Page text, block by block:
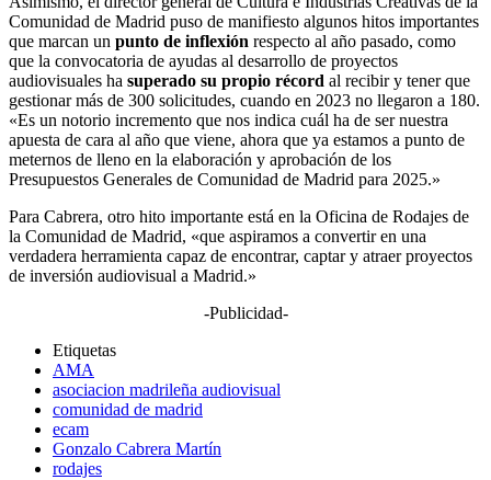
Comunidad de Madrid puso de manifiesto algunos hitos importantes
que marcan un punto de inflexión respecto al año pasado, como
que la convocatoria de ayudas al desarrollo de proyectos
audiovisuales ha superado su propio récord al recibir y tener que
gestionar más de 300 solicitudes, cuando en 2023 no llegaron a 180.
«Es un notorio incremento que nos indica cuál ha de ser nuestra
apuesta de cara al año que viene, ahora que ya estamos a punto de
meternos de lleno en la elaboración y aprobación de los
Presupuestos Generales de Comunidad de Madrid para 2025.»
Para Cabrera, otro hito importante está en la Oficina de Rodajes de
la Comunidad de Madrid, «que aspiramos a convertir en una
verdadera herramienta capaz de encontrar, captar y atraer proyectos
de inversión audiovisual a Madrid.»
-Publicidad-
Etiquetas
AMA
asociacion madrileña audiovisual
comunidad de madrid
ecam
Gonzalo Cabrera Martín
rodajes